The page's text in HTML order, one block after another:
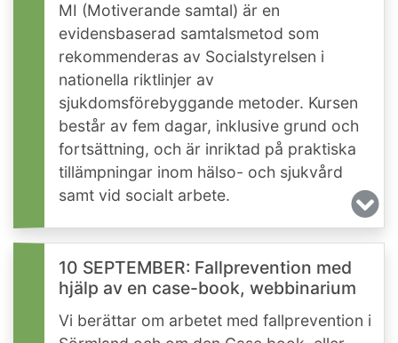
MI (Motiverande samtal) är en
evidensbaserad samtalsmetod som
rekommenderas av Socialstyrelsen i
nationella riktlinjer av
sjukdomsförebyggande metoder. Kursen
består av fem dagar, inklusive grund och
fortsättning, och är inriktad på praktiska
tillämpningar inom hälso- och sjukvård
samt vid socialt arbete.
10 SEPTEMBER: Fallprevention med
hjälp av en case-book, webbinarium
Vi berättar om arbetet med fallprevention i